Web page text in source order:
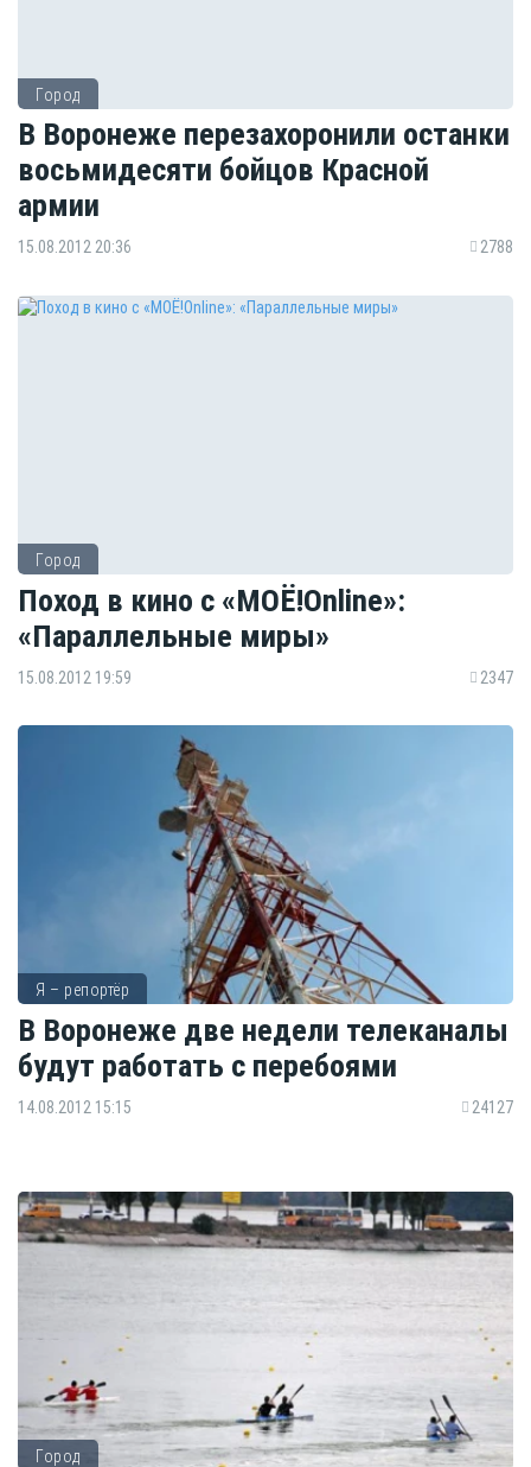
Город
В Воронеже перезахоронили останки
восьмидесяти бойцов Красной
армии
15.08.2012 20:36 2788
Город
Поход в кино с «МОЁ!Online»:
«Параллельные миры»
15.08.2012 19:59 2347
Я – репортёр
В Воронеже две недели телеканалы
будут работать с перебоями
14.08.2012 15:15 24127
Город